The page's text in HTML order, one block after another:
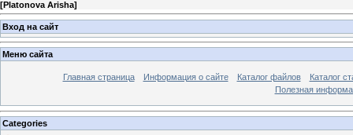
[Platonova Arisha]
Вход на сайт
Меню сайта
Главная страница Информация о сайте Каталог файлов
Каталог
Полезная
Categories